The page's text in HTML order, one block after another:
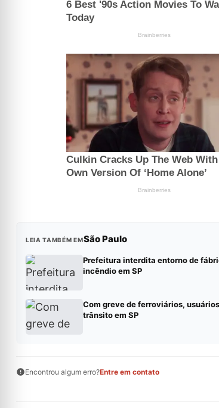
LEIA TAMBÉM EMSão Paulo
Prefeitura interdita entorno de
incêndio em SP
Com greve de ferroviários,
trânsito em SP
Encontrou algum erro?Entre em contato